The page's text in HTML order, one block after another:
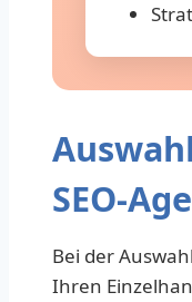
SEO-
Bei der
Ihren